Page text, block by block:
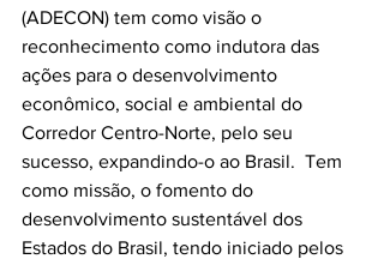
(ADECON) tem como visão o
reconhecimento como indutora das
ações para o desenvolvimento
econômico, social e ambiental do
Corredor Centro-Norte, pelo seu
sucesso, expandindo-o ao Brasil.  Tem
como missão, o fomento do
desenvolvimento sustentável dos
Estados do Brasil, tendo iniciado pelos